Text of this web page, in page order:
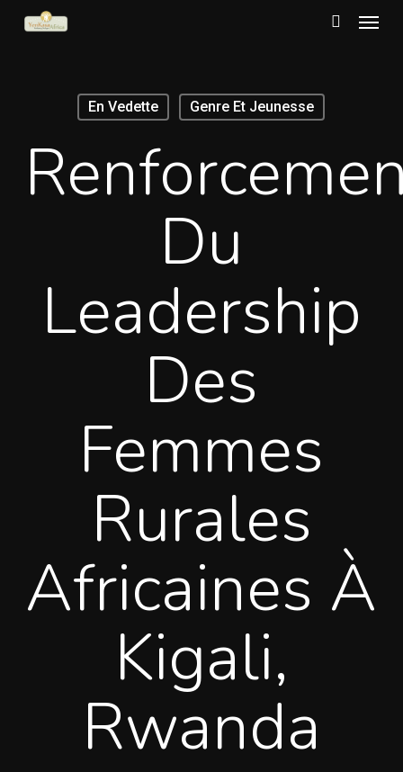
Skip
En Vedette Genre Et Jeunesse
Du
Leadership
Des
Femmes
Rurales
Africaines À
Kigali,
Rwanda